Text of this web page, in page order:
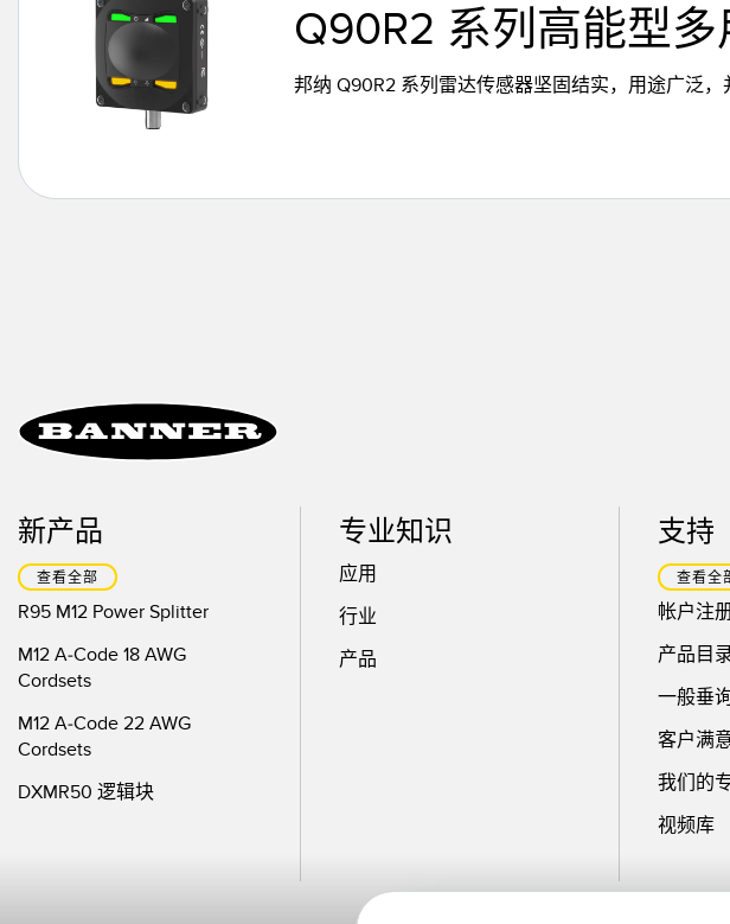
Q90R2 系列高能型
邦纳 Q90R2 系列雷达传感器坚固结实，用途广泛，
新产品
查看全部
R95 M12 Power Splitter
M12 A-Code 18 AWG
Cordsets
M12 A-Code 22 AWG
Cordsets
DXMR50 逻辑块
专业知识
应用
行业
产品
支持
查看全
帐户注
产品目
一般垂
客户满
我们的
视频库